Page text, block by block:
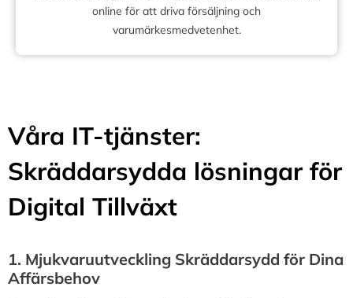
online för att driva försäljning och
varumärkesmedvetenhet.
Våra IT-tjänster:
Skräddarsydda lösningar för
Digital Tillväxt
1.⁠ ⁠Mjukvaruutveckling Skräddarsydd för Dina
Affärsbehov